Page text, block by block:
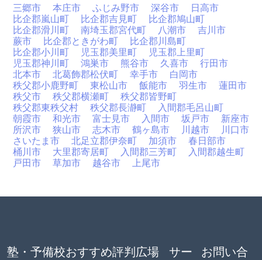
三郷市 本庄市 ふじみ野市 深谷市
日高市
比企郡嵐山町
比企郡吉見町
比企郡鳩山町
比企郡滑川町
南埼玉郡宮代町 八潮市
吉川市
蕨市
比企郡ときがわ町
比企郡川島町
比企郡小川町
児玉郡美里町
児玉郡上里町
児玉郡神川町
鴻巣市 熊谷市 久喜市
行田市
北本市
北葛飾郡松伏町 幸手市
白岡市
秩父郡小鹿野町
東松山市 飯能市 羽生市
蓮田市
秩父市
秩父郡横瀬町
秩父郡皆野町
秩父郡東秩父村
秩父郡長瀞町
入間郡毛呂山町
朝霞市
和光市 富士見市 入間市 坂戸市
新座市
所沢市
狭山市 志木市 鶴ヶ島市 川越市
川口市
さいたま市
北足立郡伊奈町 加須市
春日部市
桶川市
大里郡寄居町 入間郡三芳町
入間郡越生町
戸田市
草加市 越谷市 上尾市
塾・予備校おすすめ評判広場
サー
お問い合